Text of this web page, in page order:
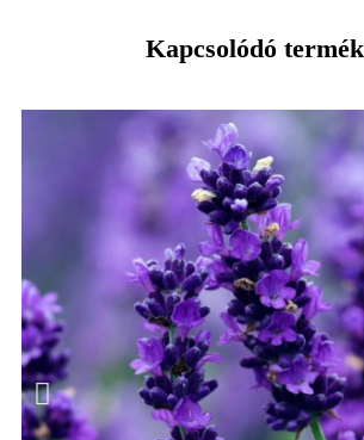
Kapcsolódó